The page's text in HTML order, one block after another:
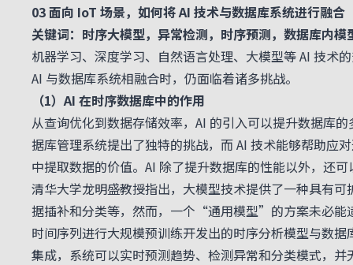
03 面向 IoT 场景，如何将 AI 技术与数据库系统进行融合
关键词：时序大模型，异常检测，时序预测，数据库内
机器学习、深度学习、自然语言处理、大模型等 AI 技术
AI 与数据库系统相融合时，仍面临着诸多挑战。
（1）AI 在时序数据库中的作用
从查询优化到数据存储效率，AI 的引入可以提升数据库
据库管理系统提出了独特的挑战，而 AI 技术能够帮助应
中提取数据的价值。AI 除了提升数据库的性能以外，还
清华大学龙明盛教授指出，大模型技术提供了一种具有
据插补和分类等，然而，一个“通用模型”的方案未必能
时间序列进行大规模预训练开发出的时序分析模型与数
集成，系统可以实时预测趋势、检测异常和分类模式，